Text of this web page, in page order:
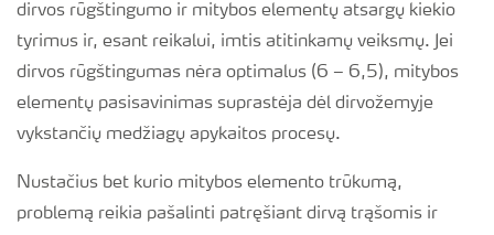
dirvos rūgštingumo ir mitybos elementų atsargų kiekio
tyrimus ir, esant reikalui, imtis atitinkamų veiksmų. Jei
dirvos rūgštingumas nėra optimalus (6 – 6,5), mitybos
elementų pasisavinimas suprastėja dėl dirvožemyje
vykstančių medžiagų apykaitos procesų.
Nustačius bet kurio mitybos elemento trūkumą,
problemą reikia pašalinti patręšiant dirvą trąšomis ir